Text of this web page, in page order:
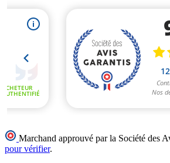
Marchand approuvé par la Société des
pour vérifier.